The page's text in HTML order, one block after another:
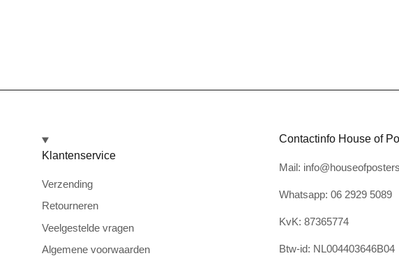
Klantenservice
Verzending
Retourneren
Veelgestelde vragen
Algemene voorwaarden
Contactinfo House of
Mail:
Whatsapp: 06 2929 5089
KvK: 87365774
Btw-id: NL004403646B04